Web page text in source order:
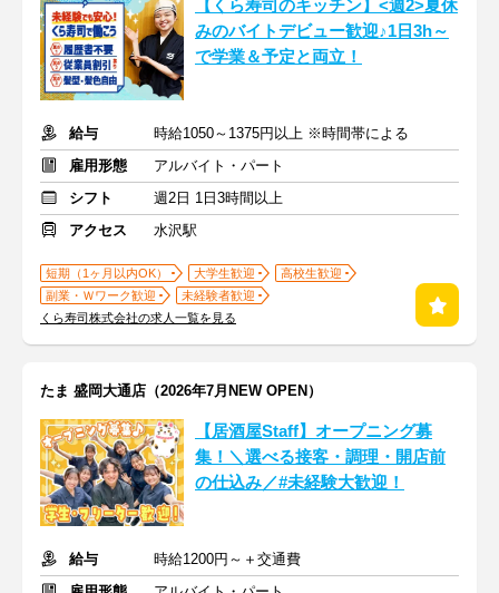
【くら寿司のキッチン】<週2>夏休
みのバイトデビュー歓迎♪1日3h～
で学業＆予定と両立！
給与
時給1050～1375円以上 ※時間帯による
雇用形態
アルバイト・パート
シフト
週2日 1日3時間以上
アクセス
水沢駅
短期（1ヶ月以内OK） 大学生歓迎
高校生歓迎
副業・Ｗワーク歓迎
未経験者歓迎
くら寿司株式会社の求人一覧を見る
たま 盛岡大通店（2026年7月NEW OPEN）
【居酒屋Staff】オープニング募
集！＼選べる接客・調理・開店前
の仕込み／#未経験大歓迎！
給与
時給1200円～＋交通費